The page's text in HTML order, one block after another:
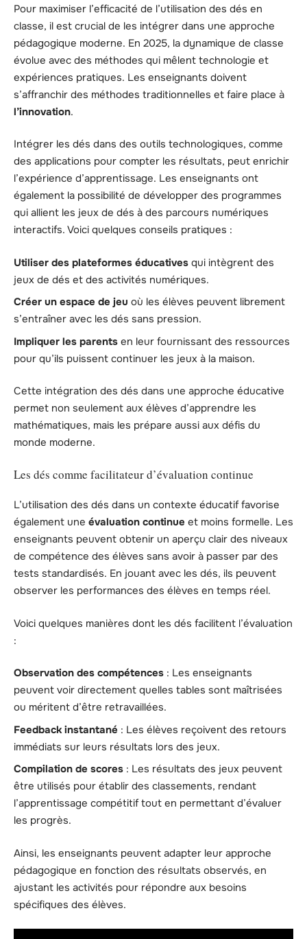
Pour maximiser l’efficacité de l’utilisation des dés en
classe, il est crucial de les intégrer dans une approche
pédagogique moderne. En 2025, la dynamique de classe
évolue avec des méthodes qui mêlent technologie et
expériences pratiques. Les enseignants doivent
s’affranchir des méthodes traditionnelles et faire place à
l’innovation.
Intégrer les dés dans des outils technologiques, comme
des applications pour compter les résultats, peut enrichir
l’expérience d’apprentissage. Les enseignants ont
également la possibilité de développer des programmes
qui allient les jeux de dés à des parcours numériques
interactifs. Voici quelques conseils pratiques :
Utiliser des plateformes éducatives qui intègrent des
jeux de dés et des activités numériques.
Créer un espace de jeu où les élèves peuvent librement
s’entraîner avec les dés sans pression.
Impliquer les parents en leur fournissant des ressources
pour qu’ils puissent continuer les jeux à la maison.
Cette intégration des dés dans une approche éducative
permet non seulement aux élèves d’apprendre les
mathématiques, mais les prépare aussi aux défis du
monde moderne.
Les dés comme facilitateur d’évaluation continue
L’utilisation des dés dans un contexte éducatif favorise
également une évaluation continue et moins formelle. Les
enseignants peuvent obtenir un aperçu clair des niveaux
de compétence des élèves sans avoir à passer par des
tests standardisés. En jouant avec les dés, ils peuvent
observer les performances des élèves en temps réel.
Voici quelques manières dont les dés facilitent l’évaluation
:
Observation des compétences : Les enseignants
peuvent voir directement quelles tables sont maîtrisées
ou méritent d’être retravaillées.
Feedback instantané : Les élèves reçoivent des retours
immédiats sur leurs résultats lors des jeux.
Compilation de scores : Les résultats des jeux peuvent
être utilisés pour établir des classements, rendant
l’apprentissage compétitif tout en permettant d’évaluer
les progrès.
Ainsi, les enseignants peuvent adapter leur approche
pédagogique en fonction des résultats observés, en
ajustant les activités pour répondre aux besoins
spécifiques des élèves.